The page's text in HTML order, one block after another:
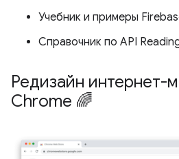
Учебник и примеры
Справочник по API
Редизайн интернет-
Chrome 🌈